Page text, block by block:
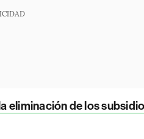
eliminación de los